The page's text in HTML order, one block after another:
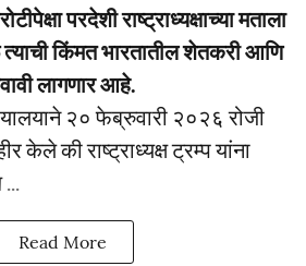
परदेशी राष्ट्राध्यक्षाच्या मताला
त्याची किंमत भारतातील शेतकरी आणि
लागणार आहे.
२० फेब्रुवारी २०२६ रोजी
केले की राष्ट्राध्यक्ष ट्रम्प यांना
Read More